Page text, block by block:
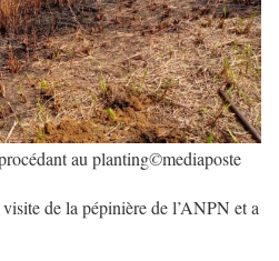
au planting©mediaposte
de la pépinière de l’ANPN et a